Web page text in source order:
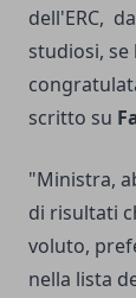
dell'ERC,
studiosi, se
scritto su
"Ministra,
di risultati
voluto,
nella lista